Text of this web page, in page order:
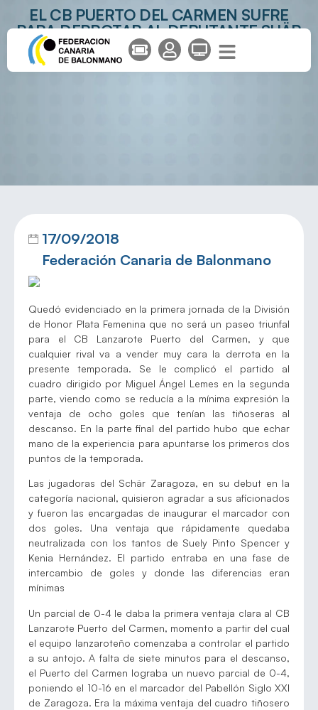
EL CB PUERTO DEL CARMEN SUFRE
PARA DERROTAR AL DEBUTANTE SHÄR
ZARAGOZA
17/09/2018
Federación Canaria de Balonmano
Quedó evidenciado en la primera jornada de la División
de Honor Plata Femenina que no será un paseo triunfal
para el CB Lanzarote Puerto del Carmen, y que
cualquier rival va a vender muy cara la derrota en la
presente temporada. Se le complicó el partido al
cuadro dirigido por Miguel Ángel Lemes en la segunda
parte, viendo como se reducía a la mínima expresión la
ventaja de ocho goles que tenían las tiñoseras al
descanso. En la parte final del partido hubo que echar
mano de la experiencia para apuntarse los primeros dos
puntos de la temporada.
Las jugadoras del Schär Zaragoza, en su debut en la
categoría nacional, quisieron agradar a sus aficionados
y fueron las encargadas de inaugurar el marcador con
dos goles. Una ventaja que rápidamente quedaba
neutralizada con los tantos de Suely Pinto Spencer y
Kenia Hernández. El partido entraba en una fase de
intercambio de goles y donde las diferencias eran
mínimas
Un parcial de 0-4 le daba la primera ventaja clara al CB
Lanzarote Puerto del Carmen, momento a partir del cual
el equipo lanzaroteño comenzaba a controlar el partido
a su antojo. A falta de siete minutos para el descanso,
el Puerto del Carmen lograba un nuevo parcial de 0-4,
poniendo el 10-16 en el marcador del Pabellón Siglo XXI
de Zaragoza. Era la máxima ventaja del cuadro tiñosero